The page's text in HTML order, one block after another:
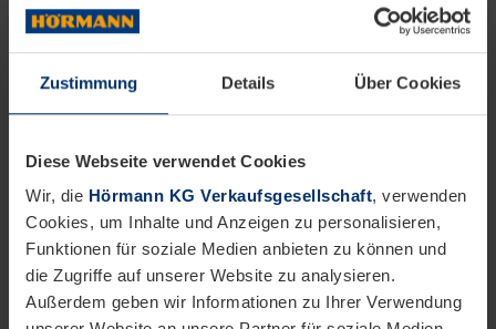
Zustimmung Details Über Cookies
Diese Webseite verwendet Cookies
Wir, die Hörmann KG Verkaufsgesellschaft, verwenden
Cookies, um Inhalte und Anzeigen zu personalisieren,
Funktionen für soziale Medien anbieten zu können und
die Zugriffe auf unserer Website zu analysieren.
Außerdem geben wir Informationen zu Ihrer Verwendung